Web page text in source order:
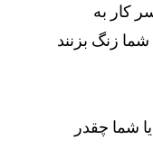
به
زنگ بزنند
چقدر